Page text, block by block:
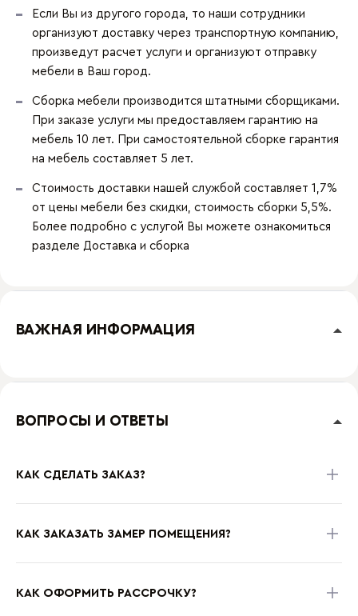
Если Вы из другого города, то наши сотрудники
организуют доставку через транспортную компанию,
произведут расчет услуги и организуют отправку
мебели в Ваш город.
Сборка мебели производится штатными сборщиками.
При заказе услуги мы предоставляем гарантию на
мебель 10 лет. При самостоятельной сборке гарантия
на мебель составляет 5 лет.
Стоимость доставки нашей службой составляет 1,7%
от цены мебели без скидки, стоимость сборки 5,5%.
Более подробно с услугой Вы можете ознакомиться
разделе Доставка и сборка
ВАЖНАЯ ИНФОРМАЦИЯ
ВОПРОСЫ И ОТВЕТЫ
КАК СДЕЛАТЬ ЗАКАЗ?
КАК ЗАКАЗАТЬ ЗАМЕР ПОМЕЩЕНИЯ?
КАК ОФОРМИТЬ РАССРОЧКУ?